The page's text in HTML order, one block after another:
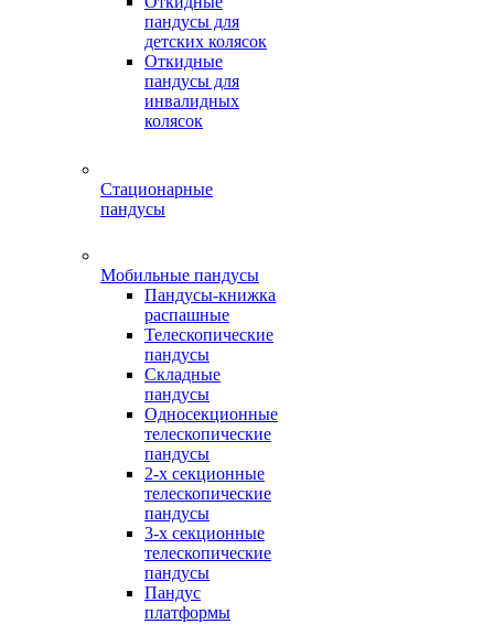
пандусы для
детских колясок
Откидные
пандусы для
инвалидных
колясок
Стационарные
пандусы
Мобильные пандусы
Пандусы-книжка
распашные
Телескопические
пандусы
Складные
пандусы
Односекционные
телескопические
пандусы
2-х секционные
телескопические
пандусы
3-х секционные
телескопические
пандусы
Пандус
платформы